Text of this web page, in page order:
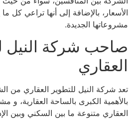
الأسعار، بالإضافة إلى أنها تراعي كل
مشروعاتها الجديدة.
صاحب شركة النيل
العقاري
تعد شركة النيل للتطوير العقاري من
بالأهمية الكبرى بالساحة العقارية، و
العقاري متنوعة ما بين السكني وبين